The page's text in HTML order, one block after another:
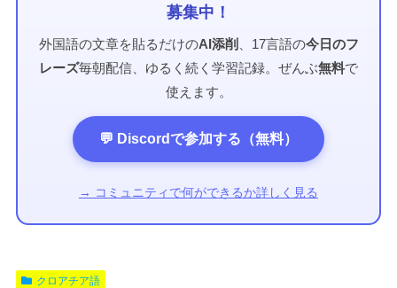
募集中！
外国語の文章を貼るだけのAI添削 、17言語の今日のフ
レーズ毎朝配信、ゆるく続く学習記録。ぜんぶ無料で
使えます。
💬 Discordで参加する（無料）
→ コミュニティで何ができるか詳しく見る
クロアチア語